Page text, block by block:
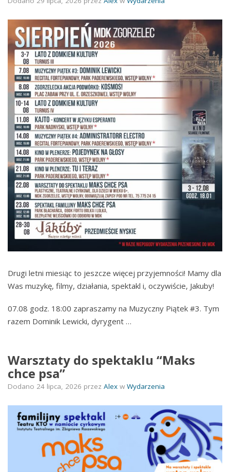
Drugi letni miesiąc to jeszcze więcej przyjemności! Mamy dla
Was muzykę, filmy, działania, spektakl i, oczywiście, Jakuby!
07.08 godz. 18:00 zapraszamy na Muzyczny Piątek #3. Tym
razem Dominik Lewicki, dyrygent …
Warsztaty do spektaklu “Maks
chce psa”
Dodano 24 lipca, 2026 przez Alex w Wydarzenia